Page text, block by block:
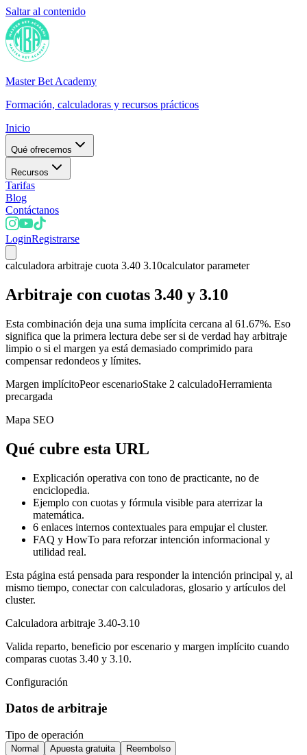
Saltar al contenido
Master Bet Academy
Formación, calculadoras y recursos prácticos
Inicio
Qué ofrecemos
Recursos
Tarifas
Blog
Contáctanos
LoginRegistrarse
calculadora arbitraje cuota 3.40 3.10calculator parameter
Arbitraje con cuotas 3.40 y 3.10
Esta combinación deja una suma implícita cercana al 61.67%. Eso
significa que la primera lectura debe ser si de verdad hay arbitraje
limpio o si el margen ya está demasiado comprimido para
compensar redondeos y límites.
Margen implícitoPeor escenarioStake 2 calculadoHerramienta
precargada
Mapa SEO
Qué cubre esta URL
Explicación operativa con tono de practicante, no de
enciclopedia.
Ejemplo con cuotas y fórmula visible para aterrizar la
matemática.
6 enlaces internos contextuales para empujar el cluster.
FAQ y HowTo para reforzar intención informacional y
utilidad real.
Esta página está pensada para responder la intención principal y, al
mismo tiempo, conectar con calculadoras, glosario y artículos del
cluster.
Calculadora arbitraje 3.40-3.10
Valida reparto, beneficio por escenario y margen implícito cuando
comparas cuotas 3.40 y 3.10.
Configuración
Datos de arbitraje
Tipo de operación
Normal Apuesta gratuita Reembolso